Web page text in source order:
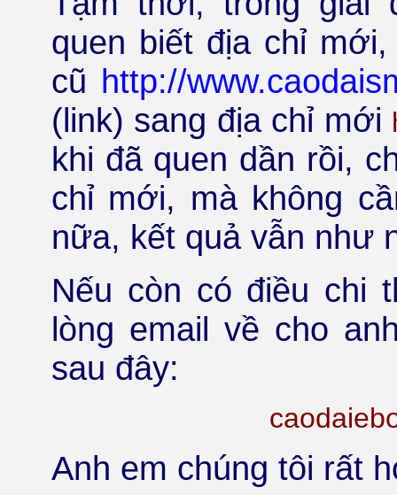
quen biết địa chỉ
cũ http://
(link) sang địa chỉ mới
khi đã quen dần rồi,
chỉ mới, mà không
nữa, kết quả vẫn như
Nếu còn có điều chi
lòng email về cho
sau đây:
Anh em chúng tôi rất